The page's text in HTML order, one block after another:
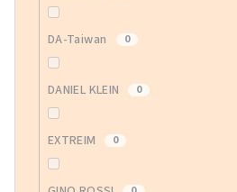
DA-Taiwan 0
DANIEL KLEIN 0
EXTREIM 0